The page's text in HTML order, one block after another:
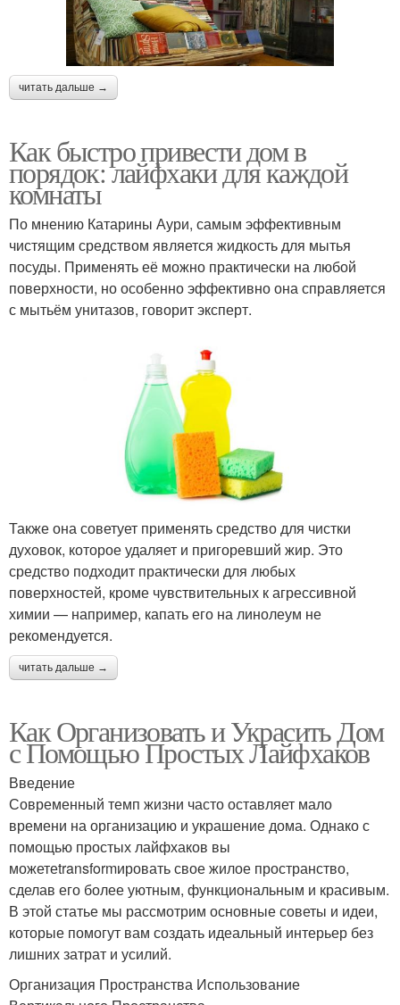
читать дальше →
Как быстро привести дом в
порядок: лайфхаки для каждой
комнаты
По мнению Катарины Аури, самым эффективным
чистящим средством является жидкость для мытья
посуды. Применять её можно практически на любой
поверхности, но особенно эффективно она справляется
с мытьём унитазов, говорит эксперт.
Также она советует применять средство для чистки
духовок, которое удаляет и пригоревший жир. Это
средство подходит практически для любых
поверхностей, кроме чувствительных к агрессивной
химии — например, капать его на линолеум не
рекомендуется.
читать дальше →
Как Организовать и Украсить Дом
с Помощью Простых Лайфхаков
Введение
Современный темп жизни часто оставляет мало
времени на организацию и украшение дома. Однако с
помощью простых лайфхаков вы
можетеtransformировать свое жилое пространство,
сделав его более уютным, функциональным и красивым.
В этой статье мы рассмотрим основные советы и идеи,
которые помогут вам создать идеальный интерьер без
лишних затрат и усилий.
Организация Пространства Использование